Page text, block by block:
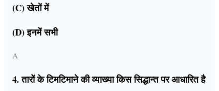
(C) खेतों में
(D) इनमें सभी
A
4. तारों के टिमटिमाने की व्याख्या किस सिद्धान्त पर आधारित है